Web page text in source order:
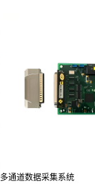
多通道数据采集系统